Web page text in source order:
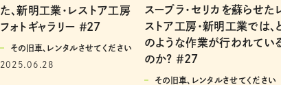
た、新明工業・レストア工房
フォトギャラリー ＃27
その旧車、レンタルさせてください
2025.06.28
スープラ・セリカを蘇らせた
ストア工房・新明工業では、
のような作業が行われてい
のか? ＃27
その旧車、レンタルさせてください